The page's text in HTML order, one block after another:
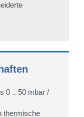
0 .. 50 mbar /
thermische